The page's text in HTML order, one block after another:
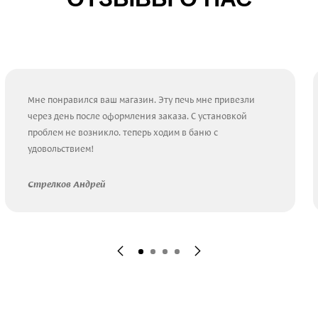
Мне понравился ваш магазин. Эту печь мне привезли
через день после оформления заказа. С установкой
проблем не возникло. теперь ходим в баню с
удовольствием!
Стрелков Андрей